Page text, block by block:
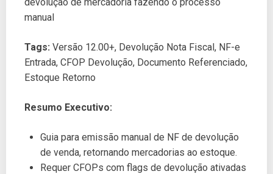
manual
Tags: Versão 12.00+, Devolução Nota Fiscal, NF-e
Entrada, CFOP Devolução, Documento Referenciado,
Estoque Retorno
Resumo Executivo:
Guia para emissão manual de NF de devolução
de venda, retornando mercadorias ao estoque.
Requer CFOPs com flags de devolução ativadas